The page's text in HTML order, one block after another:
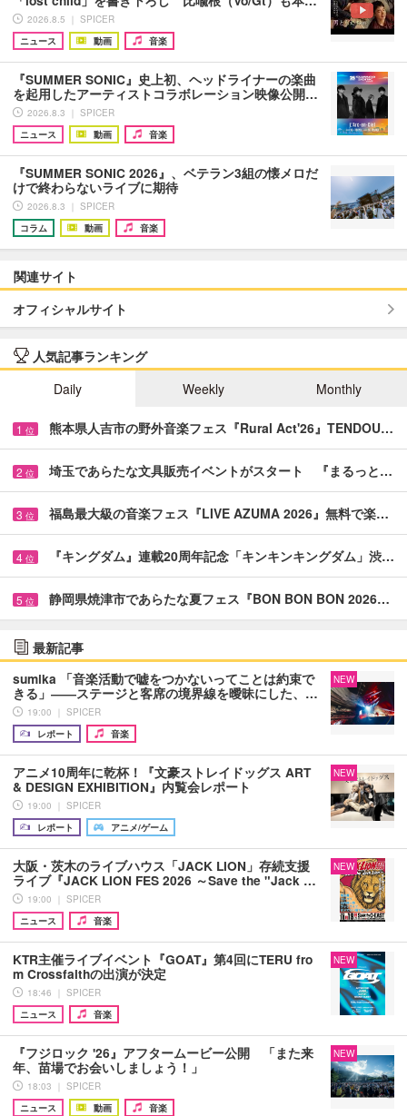
2026.8.5 ｜ SPICER
ニュース
動画 音楽
『SUMMER SONIC』史上初、ヘッドライナーの楽曲
を起用したアーティストコラボレーション映像公開…
2026.8.3 ｜ SPICER
ニュース
動画 音楽
『SUMMER SONIC 2026』、ベテラン3組の懐メロだ
けで終わらないライブに期待
2026.8.3 ｜ SPICER
コラム
動画 音楽
関連サイト
オフィシャルサイト
人気記事ランキング
Daily
Weekly Monthly
1 位 熊本県人吉市の野外音楽フェス『Rural Act'26』TENDOU…
2 位 埼玉であらたな文具販売イベントがスタート 『まるっと…
3 位 福島最大級の音楽フェス『LIVE AZUMA 2026』無料で楽…
4 位 『キングダム』連載20周年記念「キンキンキングダム」渋…
5 位 静岡県焼津市であらたな夏フェス『BON BON BON 2026…
最新記事
sumika 「音楽活動で嘘をつかないってことは約束で
きる」――ステージと客席の境界線を曖昧にした、…
19:00 ｜ SPICER
レポート
音楽
NEW
アニメ10周年に乾杯！『文豪ストレイドッグス ART
& DESIGN EXHIBITION』内覧会レポート
19:00 ｜ SPICER
レポート
アニメ/ゲーム
NEW
大阪・茨木のライブハウス「JACK LION」存続支援
ライブ『JACK LION FES 2026 ～Save the "Jack …
19:00 ｜ SPICER
ニュース
音楽
NEW
KTR主催ライブイベント『GOAT』第4回にTERU fro
m Crossfaithの出演が決定
18:46 ｜ SPICER
ニュース
音楽
NEW
『フジロック '26』アフタームービー公開 「また来
年、苗場でお会いしましょう！」
18:03 ｜ SPICER
ニュース
動画 音楽
NEW